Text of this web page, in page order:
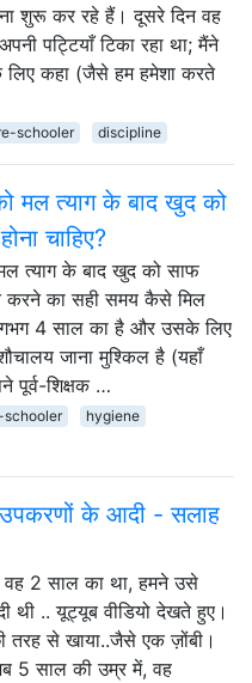
शुरू कर रहे हैं। दूसरे दिन वह
पट्टियाँ टिका रहा था; मैंने
कहा (जैसे हम हमेशा करते
schooler discipline
मल त्याग के बाद खुद को
चाहिए?
त्याग के बाद खुद को साफ
करने का सही समय कैसे मिल
4 साल का है और उसके लिए
जाना मुश्किल है (यहाँ
पूर्व-शिक्षक …
schooler
hygiene
उपकरणों के आदी - सलाह
2 साल का था, हमने उसे
थी .. यूट्यूब वीडियो देखते हुए।
तरह से खाया..जैसे एक ज़ोंबी।
5 साल की उम्र में, वह